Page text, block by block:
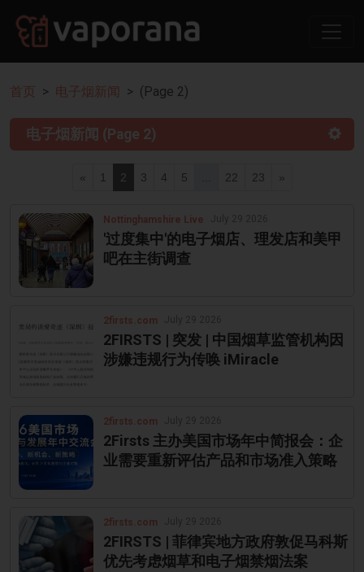
首页 电子烟新闻 (Page 2)
电子烟新闻 (Page 2)
« 1 2 3 4 5 22 23 »
Nottinghamshire Live
'过度集中'的电子烟店、理发店和美甲
吧在主街调查
2firsts.com
2FIRSTS | 突发 | 中国烟草监管机构因
涉嫌违规行为传唤 iMiracle
2firsts.com
2Firsts 主办美国市场年中简报会：企
业需要重新评估产品和市场准入策略
2firsts.com
2FIRSTS | 菲律宾地方政府敦促马科斯
优先考虑烟草和电子烟禁烟法案